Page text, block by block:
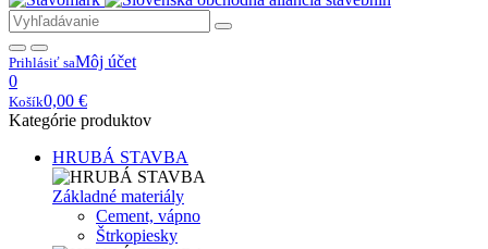
Prihlásiť saMôj účet
0
Košík0,00 €
Kategórie produktov
HRUBÁ STAVBA
Základné materiály
Cement, vápno
Štrkopiesky